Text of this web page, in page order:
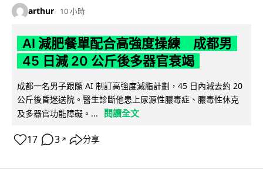
arthur 10 小時
AI 減肥餐單配合高強度操練 成都男
45 日減 20 公斤後多器官衰竭
成都一名男子跟隨 AI 制訂高強度減脂計劃，45 日內減去約 20
公斤後昏迷送院。醫生診斷他患上尿源性膿毒症、膿毒性休克
及多器官功能障礙。...
閱讀全文
17 3 ↗ 分享